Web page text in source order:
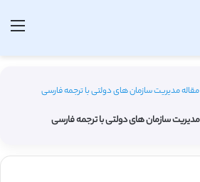
مقاله مدیریت سازمان های دولتی با ترجمه فارسی
مدیریت سازمان های دولتی با ترجمه فارسی